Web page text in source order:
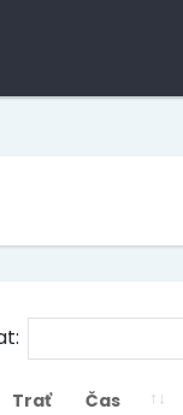
Trať Čas